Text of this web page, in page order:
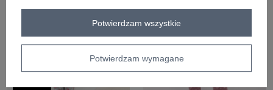
Potwierdzam wymagane
Potwierdzam wszystkie